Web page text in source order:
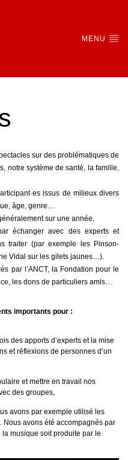
MENU
sur des problématiques de
notre système de santé, la famille,
issus de milieux divers
âge, genre…
sur une année.
échanger avec des experts et
traiter (par exemple les Pinson-
Vidal sur les gilets jaunes…).
par l’ANCT, la Fondation pour le
les dons de particuliers amis…
importants pour :
des apports d’experts et la mise
et réflexions de personnes d’un
et mettre en travail nos
des groupes,
avons par exemple utilisé les
avons été accompagnés par
musique soit produite par le